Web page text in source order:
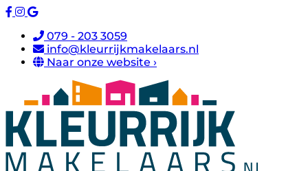
079 - 203 3059
info@kleurrijkmakelaars.nl
Naar onze website ›